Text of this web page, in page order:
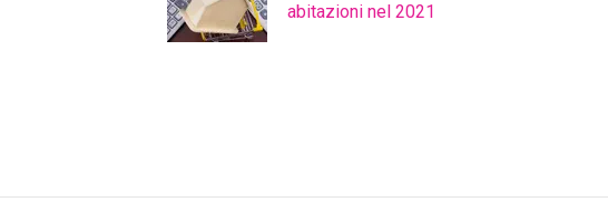
abitazioni nel 2021